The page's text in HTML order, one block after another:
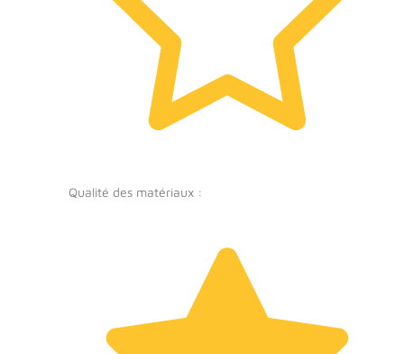
Qualité des matériaux :